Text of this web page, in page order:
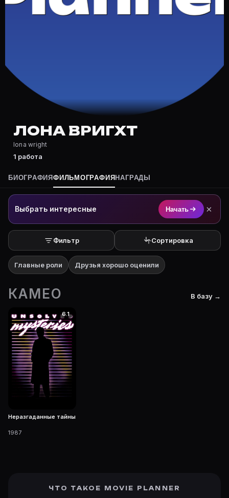
Где снимался Лона Вригхт?
Лона Вригхт — актёр. Биография и роли на
Где открыть фильмографию Лона Вригхт?
На Movie Planner: https://movie-planner.ru/s/
ЛОНА ВРИГХТ
lona wright
1 работа
БИОГРАФИЯФИЛЬМОГРАФИЯ НАГРАДЫ
Выбрать интересные Начать ×
Фильтр Сортировка
Главные роли Друзья хорошо оценили
КАМЕО В базу →
6.1
Неразгаданные тайны
1987
ЧТО ТАКОЕ MOVIE PLANNER